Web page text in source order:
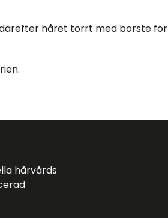
håret torrt med borste för
hårvårds